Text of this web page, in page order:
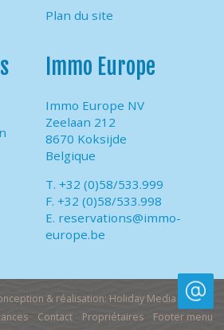
Plan du site
Immo Europe
Immo Europe NV
Zeelaan 212
8670 Koksijde
Belgique
T. +32 (0)58/533.999
F. +32 (0)58/533.998
E. reservations@immo-
europe.be
& réalisation: Holiday Media
Contact Propriétaires Footer menu